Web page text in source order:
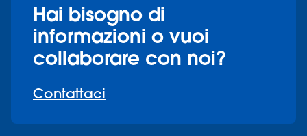
Hai bisogno di
informazioni o vuoi
collaborare con noi?
Contattaci